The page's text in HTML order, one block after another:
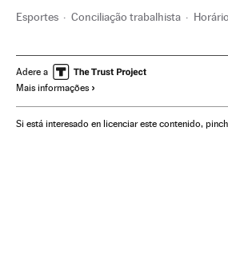
Esportes Conciliação trabalhista
Futebol Condições trabalho
Trabalho
Adere a
Mais informações
Si está interesado en licenciar este contenido,